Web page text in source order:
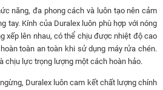
năng, đa phong cách và luôn tạo nên cảm
tay. Kính của Duralex luôn phù hợp với nóng
xếp lên nhau, có thể chịu được nhiệt độ cao
toàn an toàn khi sử dụng máy rửa chén.
chịu lực trọng lượng một cách hoàn hảo.
Duralex luôn cam kết chất lượng chính